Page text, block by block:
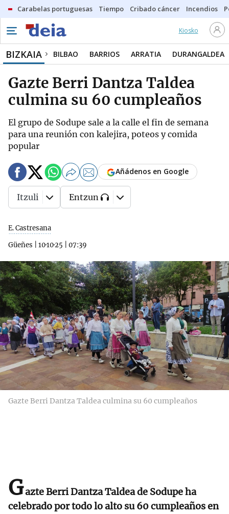
Carabelas portuguesas Tiempo Cribado cáncer Incendios
Kiosko
BIZKAIA BILBAO BARRIOS ARRATIA DURANGALDEA
Gazte Berri Dantza Taldea
culmina su 60 cumpleaños
El grupo de Sodupe sale a la calle el fin de semana
para una reunión con kalejira, poteos y comida
popular
E. Castresana
Güeñes
10·10·25 07:39
Añádenos en Google
Itzuli Entzun
Gazte Berri Dantza Taldea culmina su 60 cumpleaños
Gazte Berri Dantza Taldea de Sodupe ha
celebrado por todo lo alto su 60 cumpleaños en